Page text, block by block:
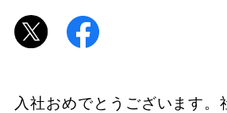
入社おめでとうございます。